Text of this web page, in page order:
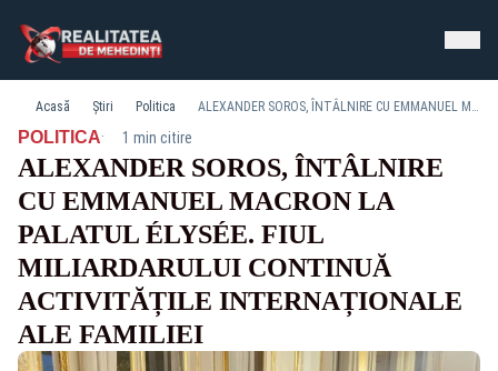
Acasă Știri Politica ALEXANDER SOROS, ÎNTÂLNIRE CU EMMANUEL MACRON LA PALATUL ÉLYSÉE. FIUL MILIARDARULUI CONTINUĂ ACTIVITĂȚILE INTERNAȚIONALE ALE FAMILIEI
POLITICA· 1 min citire
ALEXANDER SOROS, ÎNTÂLNIRE
CU EMMANUEL MACRON LA
PALATUL ÉLYSÉE. FIUL
MILIARDARULUI CONTINUĂ
ACTIVITĂȚILE INTERNAȚIONALE
ALE FAMILIEI